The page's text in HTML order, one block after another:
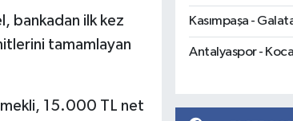
bankadan ilk kez
tamamlayan
15.000 TL net
Kasımpaşa -
Antalyaspor -